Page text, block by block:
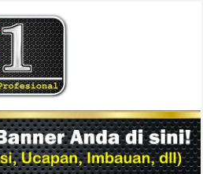
DM1